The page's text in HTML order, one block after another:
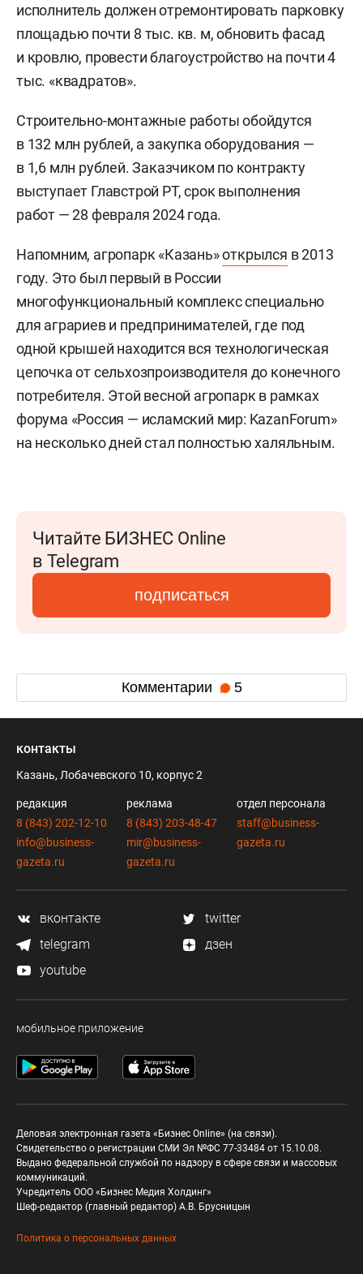
исполнитель должен отремонтировать парковку
площадью почти 8 тыс. кв. м, обновить фасад
и кровлю, провести благоустройство на почти 4
тыс. «квадратов».
Строительно-монтажные работы обойдутся
в 132 млн рублей, а закупка оборудования —
в 1,6 млн рублей. Заказчиком по контракту
выступает Главстрой РТ, срок выполнения
работ — 28 февраля 2024 года.
Напомним, агропарк «Казань»открылся в 2013
году. Это был первый в России
многофункциональный комплекс специально
для аграриев и предпринимателей, где под
одной крышей находится вся технологическая
цепочка от сельхозпроизводителя до конечного
потребителя. Этой весной агропарк в рамках
форума «Россия — исламский мир: KazanForum»
на несколько дней стал полностью халяльным.
Читайте БИЗНЕС Online
в Telegram
подписаться
Комментарии 5
контакты
Казань, Лобачевского 10, корпус 2
редакция
8 (843) 202-12-10
info@business-
gazeta.ru
реклама
8 (843) 203-48-47
mir@business-
gazeta.ru
отдел персонала
staff@business-
gazeta.ru
вконтакте
twitter
telegram
дзен
youtube
мобильное приложение
Деловая электронная газета «Бизнес Online» (на связи).
Свидетельство о регистрации СМИ Эл №ФС 77-33484 от 15.10.08.
Выдано федеральной службой по надзору в сфере связи и массовых
коммуникаций.
Учредитель ООО «Бизнес Медия Холдинг»
Шеф-редактор (главный редактор) А.В. Брусницын
Политика о персональных данных